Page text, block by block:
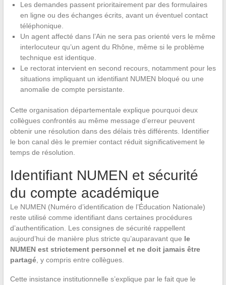
Les demandes passent prioritairement par des formulaires
en ligne ou des échanges écrits, avant un éventuel contact
téléphonique.
Un agent affecté dans l’Ain ne sera pas orienté vers le même
interlocuteur qu’un agent du Rhône, même si le problème
technique est identique.
Le rectorat intervient en second recours, notamment pour les
situations impliquant un identifiant NUMEN bloqué ou une
anomalie de compte persistante.
Cette organisation départementale explique pourquoi deux
collègues confrontés au même message d’erreur peuvent
obtenir une résolution dans des délais très différents. Identifier
le bon canal dès le premier contact réduit significativement le
temps de résolution.
Identifiant NUMEN et sécurité
du compte académique
Le NUMEN (Numéro d’identification de l’Éducation Nationale)
reste utilisé comme identifiant dans certaines procédures
d’authentification. Les consignes de sécurité rappellent
aujourd’hui de manière plus stricte qu’auparavant que le
NUMEN est strictement personnel et ne doit jamais être
partagé, y compris entre collègues.
Cette insistance institutionnelle s’explique par le fait que le